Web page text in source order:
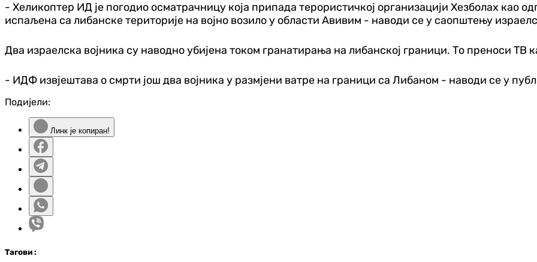
- Хеликоптер ИД је погодио осматрачницу која припада терористичкој организацији Хезболах као
испаљена са либанске територије на војно возило у области Авивим - наводи се у саопштењу
Два израелска војника су наводно убијена током гранатирања на либанској граници. То преноси ТВ
- ИДФ извјештава о смрти још два војника у размјени ватре на граници са Либаном - наводи се у
Подијели:
Линк је копиран!
Тагови :